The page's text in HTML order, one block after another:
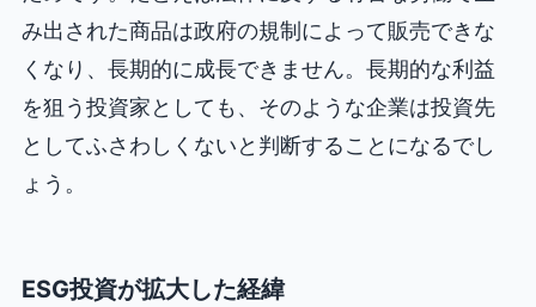
み出された商品は政府の規制によって販売できな
くなり、長期的に成長できません。長期的な利益
を狙う投資家としても、そのような企業は投資先
としてふさわしくないと判断することになるでし
ょう。
ESG投資が拡大した経緯